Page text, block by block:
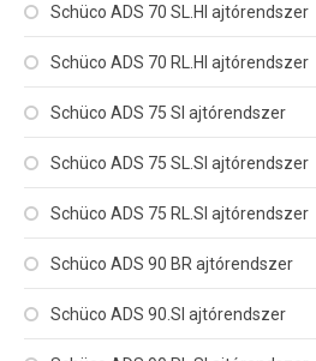
Schüco ADS 70 SL.HI ajtórendszer
Schüco ADS 70 RL.HI ajtórendszer
Schüco ADS 75 SI ajtórendszer
Schüco ADS 75 SL.SI ajtórendszer
Schüco ADS 75 RL.SI ajtórendszer
Schüco ADS 90 BR ajtórendszer
Schüco ADS 90.SI ajtórendszer